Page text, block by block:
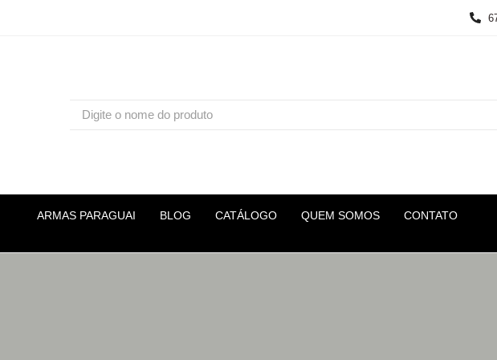
ARMAS PARAGUAI BLOG CATÁLOGO QUEM SOMOS CONTATO